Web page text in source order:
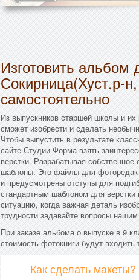
Изготовить альбом
Сокирница(Хуст.р-
самостоятельно
Из выпускников старшей школы и их
сможет изобрести и сделать
Чтобы выпустить в результате
сайте Студии Форма взять
верстки. Разрабатывая
шаблоны. Это файлы для
и предусмотрены отступы для
стандартным шаблоном для
ситуацию, когда важная деталь
трудности задавайте вопросы
При заказе альбома о выпуске в 9
стоимость фотокниги будут
Как сделать макеты?